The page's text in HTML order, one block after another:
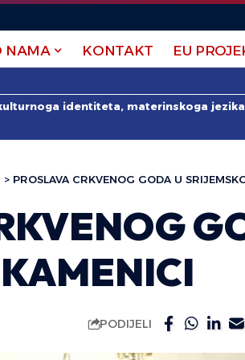
NAMA KONTAKT EU
identiteta, materinskoga
> PROSLAVA CRKVENOG GODA U
PODIJELI